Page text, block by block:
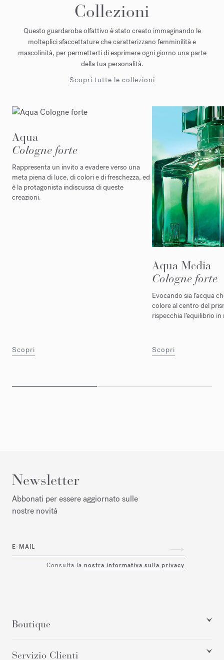
Collezioni
Questo guardaroba olfattivo è stato creato immaginando le
molteplici sfaccettature che caratterizzano femminilità e
mascolinità, per permetterti di esprimere ogni giorno una parte
della tua personalità.
Scopri tutte le collezioni
Aqua
Cologne forte
Rappresenta un invito a evadere verso una
meta piena di luce, di colori e di freschezza, ed
è la protagonista indiscussa di queste
creazioni.
Scopri
Aqua Media
Cologne forte
Evocando sia l’acqua
colore al centro del
rispecchia l’equilibrio
Scopri
Newsletter
Abbonati per essere aggiornato sulle
nostre novità
E-MAIL
Consulta la nostra informativa sulla privacy
Boutique
Servizio Clienti